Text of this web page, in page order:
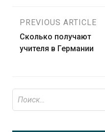
Навигация
по
PREVIOUS ARTICLE
Сколько получают
учителя в Германии